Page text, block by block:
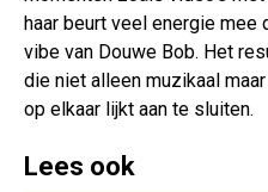
haar beurt veel energie
vibe van Douwe Bob. Het
die niet alleen muzikaal
op elkaar lijkt aan te sluiten.
Lees ook